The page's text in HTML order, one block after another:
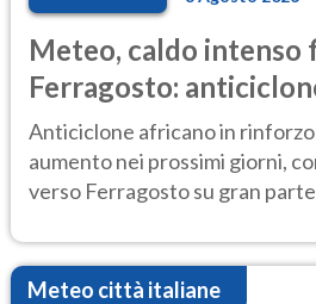
Meteo, caldo intenso
Ferragosto:
ancora protagonista
Anticiclone africano in
aumento nei prossimi giorni,
verso Ferragosto su gran
Meteo città italiane